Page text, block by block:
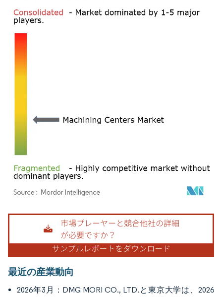
画像 © Mordor Intelligence。再利用にはCC BY 4.0の表示が必要です。
最近の産業動向
2026年3月：DMG MORI CO., LTD.と東京大学は、2026